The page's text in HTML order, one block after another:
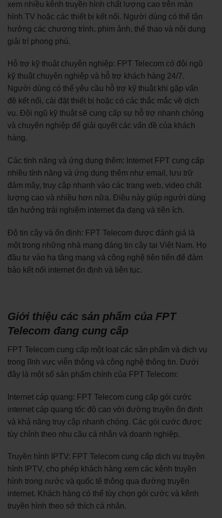
xem nhiều kênh truyền hình chất lượng cao trên màn
hình TV hoặc các thiết bị kết nối. Người dùng có thể tận
hưởng các chương trình, phim ảnh, thể thao và nội dung
giải trí phong phú.
Hỗ trợ kỹ thuật chuyên nghiệp: FPT Telecom có đội ngũ
kỹ thuật chuyên nghiệp và hỗ trợ khách hàng 24/7.
Người dùng có thể yêu cầu hỗ trợ kỹ thuật khi gặp vấn
đề kết nối, cài đặt thiết bị hoặc có các thắc mắc về dịch
vụ. Đội ngũ kỹ thuật sẽ cung cấp sự hỗ trợ nhanh chóng
và chuyên nghiệp để giải quyết các vấn đề của khách
hàng.
Các tính năng và ứng dụng thêm: Internet FPT cung cấp
nhiều tính năng và ứng dụng thêm như email, lưu trữ
đám mây, truy cập nhanh vào các trang web, video chất
lượng cao và nhiều hơn nữa. Điều này giúp người dùng
tận hưởng trải nghiệm internet đa dạng và tiện ích.
Độ tin cậy và ổn định: FPT Telecom được đánh giá là
một trong những nhà mạng đáng tin cậy tại Việt Nam. Họ
đầu tư vào hạ tầng mạng và công nghệ tiên tiến để đảm
bảo kết nối internet ổn định và liên tục.
Giới thiệu các sản phẩm của FPT
Telecom đang cung cấp
FPT Telecom cung cấp một loạt các sản phẩm và dịch vụ
trong lĩnh vực viễn thông và công nghệ thông tin. Dưới
đây là một số sản phẩm chính của FPT Telecom:
Internet cáp quang: FPT Telecom cung cấp gói cước
internet cáp quang tốc độ cao với đường truyền ổn định
và khả năng truy cập nhanh chóng. Các gói cước được
tùy chỉnh theo nhu cầu cá nhân và doanh nghiệp.
Truyền hình IPTV: FPT Telecom cung cấp dịch vụ truyền
hình IPTV, cho phép khách hàng xem các kênh truyền
hình trong nước và quốc tế thông qua đường truyền
internet. Khách hàng có thể tùy chọn gói cước và kênh
truyền hình theo sở thích cá nhân.